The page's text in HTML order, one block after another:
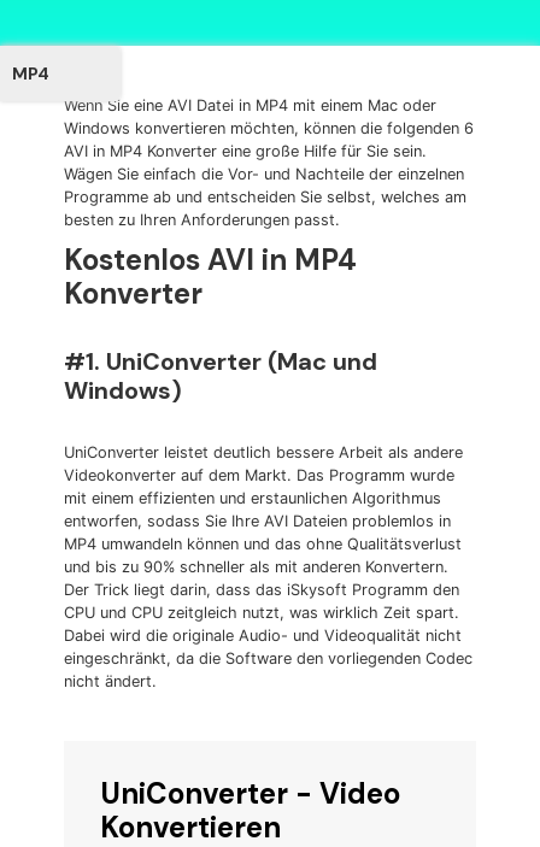
MP4
Wenn Sie eine AVI Datei in MP4 mit einem Mac oder
Windows konvertieren möchten, können die folgenden 6
AVI in MP4 Konverter eine große Hilfe für Sie sein.
Wägen Sie einfach die Vor- und Nachteile der einzelnen
Programme ab und entscheiden Sie selbst, welches am
besten zu Ihren Anforderungen passt.
Kostenlos AVI in MP4
Konverter
#1. UniConverter (Mac und
Windows)
UniConverter leistet deutlich bessere Arbeit als andere
Videokonverter auf dem Markt. Das Programm wurde
mit einem effizienten und erstaunlichen Algorithmus
entworfen, sodass Sie Ihre AVI Dateien problemlos in
MP4 umwandeln können und das ohne Qualitätsverlust
und bis zu 90% schneller als mit anderen Konvertern.
Der Trick liegt darin, dass das iSkysoft Programm den
CPU und CPU zeitgleich nutzt, was wirklich Zeit spart.
Dabei wird die originale Audio- und Videoqualität nicht
eingeschränkt, da die Software den vorliegenden Codec
nicht ändert.
UniConverter - Video
Konvertieren